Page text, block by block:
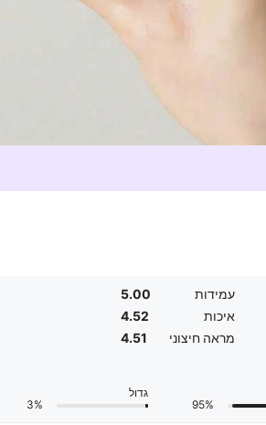
עמידות
5.00
איכות
4.52
מראה חיצוני
4.51
95%
גדול
3%